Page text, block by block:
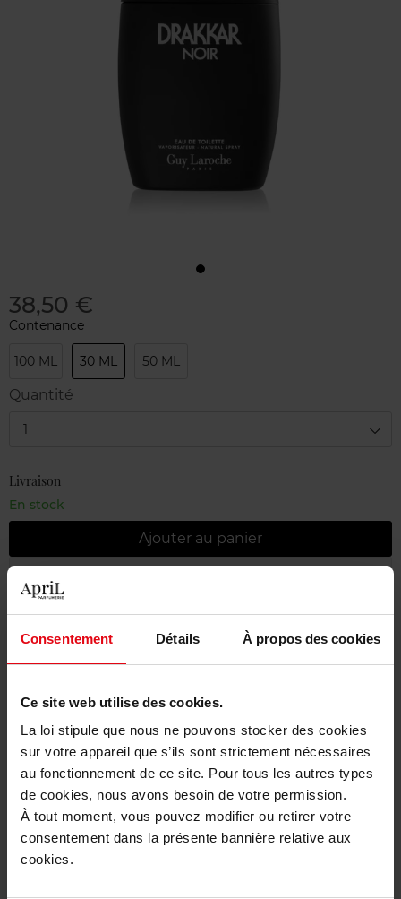
Consentement Détails À propos des cookies
Ce site web utilise des cookies.
La loi stipule que nous ne pouvons stocker des cookies
sur votre appareil que s’ils sont strictement nécessaires
au fonctionnement de ce site. Pour tous les autres types
de cookies, nous avons besoin de votre permission.
À tout moment, vous pouvez modifier ou retirer votre
consentement dans la présente bannière relative aux
cookies.
38,50 €
Contenance
100 ML 30 ML 50 ML
Quantité
1
Livraison
En stock
Ajouter au panier
Livraison gratuite à partir de 55€
Description
Caractéristiques